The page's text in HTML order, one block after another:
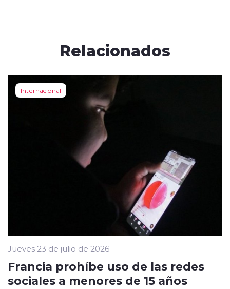
Relacionados
Internacional
Jueves 23 de julio de 2026
Francia prohíbe uso de las redes
sociales a menores de 15 años